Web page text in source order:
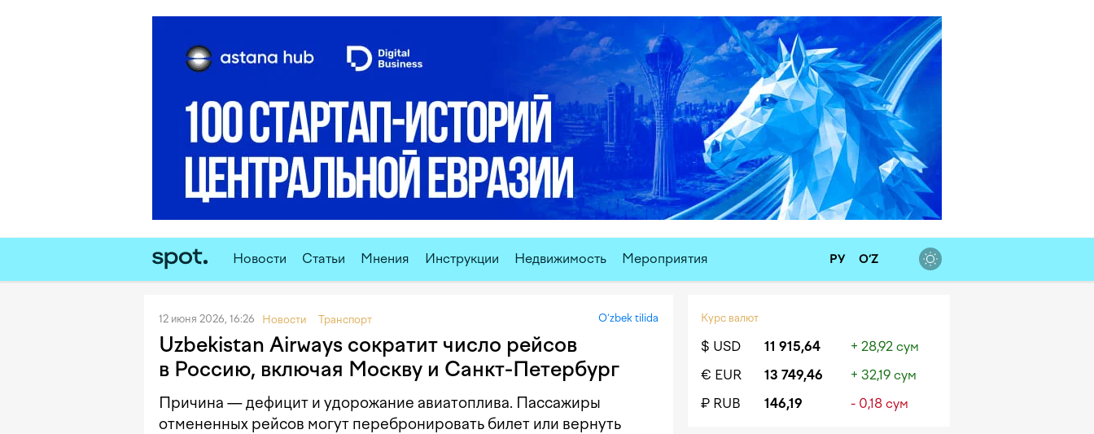
Новости Статьи Мнения Инструкции Недвижимость Мероприятия РУ O‘Z
12 июня 2026, 16:26 Новости Транспорт O‘zbek tilida
Uzbekistan Airways сократит число рейсов
в Россию, включая Москву и Санкт-Петербург
Причина — дефицит и удорожание авиатоплива. Пассажиры
отмененных рейсов могут перебронировать билет или вернуть
Курс валют
$ USD 11 915,64
+ 28,92 сум
€ EUR
13 749,46
+ 32,19 сум
₽ RUB
146,19 - 0,18 сум